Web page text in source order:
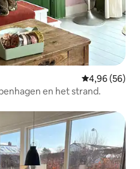
Gemiddelde
4,96 (56)
en het strand.